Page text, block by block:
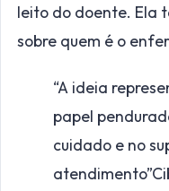
leito do doente. Ela
sobre quem é o
“A ideia
papel
cuidado e no
atendimento”